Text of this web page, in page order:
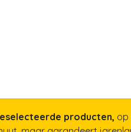
producten, op